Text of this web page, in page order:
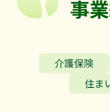
事
介護保険
住ま